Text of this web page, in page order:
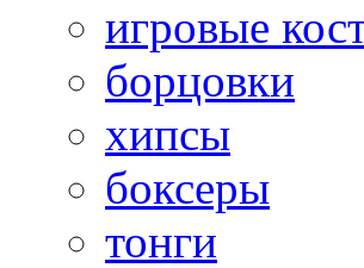
игровые
борцовки
хипсы
боксеры
тонги